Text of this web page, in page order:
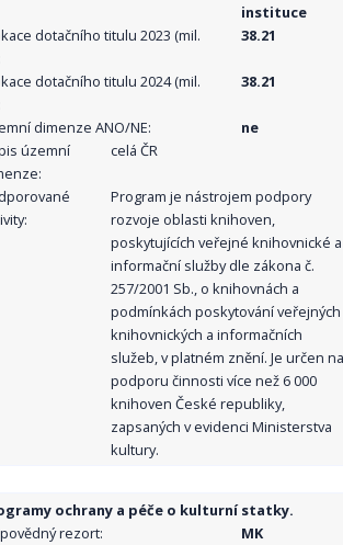
instituce
dotačního titulu 2023 (mil.
38.21
dotačního titulu 2024 (mil.
38.21
dimenze ANO/NE:
ne
územní
celá ČR
Program je nástrojem podpory
rozvoje oblasti knihoven,
poskytujících veřejné knihovnické a
informační služby dle zákona č.
257/2001 Sb., o knihovnách a
podmínkách poskytování veřejných
knihovnických a informačních
služeb, v platném znění. Je určen na
podporu činnosti více než 6 000
knihoven České republiky,
zapsaných v evidenci Ministerstva
kultury.
ochrany a péče o kulturní statky.
rezort:
MK